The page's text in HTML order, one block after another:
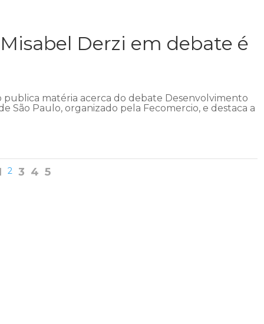
Derzi em debate é
publica matéria acerca do debate Desenvolvimento
São Paulo, organizado pela Fecomercio, e destaca a
2 3 4 5